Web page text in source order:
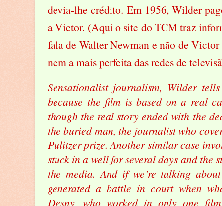
devia-lhe crédito. Em 1956, Wilder
a Victor. (Aqui o site do TCM traz
fala de Walter Newman e não de Victor
nem a mais perfeita das redes de
Sensationalist journalism, Wilder
because the film is based on a real
though the real story ended with the
the buried man, the journalist who
Pulitzer prize. Another similar case
stuck in a well for several days and the
the media. And if we’re talking
generated a battle in court when
Desny, who worked in only one